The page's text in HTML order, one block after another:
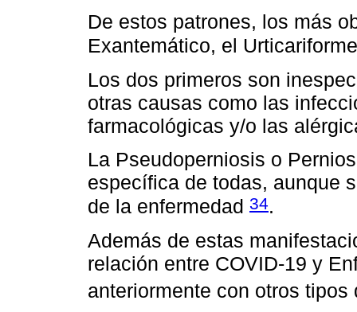
De estos patrones, los más
Exantemático, el
Los dos primeros son
otras causas como las
farmacológicas y/o las
La Pseudoperniosis o
específica de todas, aunque
de la enfermedad 34.
Además de estas
relación entre COVID-19 y
anteriormente con otros